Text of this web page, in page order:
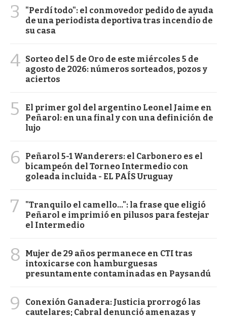
3
"Perdí todo": el conmovedor pedido de ayuda
de una periodista deportiva tras incendio de
su casa
4 Sorteo del 5 de Oro de este miércoles 5 de
agosto de 2026: números sorteados, pozos y
aciertos
5
El primer gol del argentino Leonel Jaime en
Peñarol: en una final y con una definición de
lujo
6
Peñarol 5-1 Wanderers: el Carbonero es el
bicampeón del Torneo Intermedio con
goleada incluida - EL PAÍS Uruguay
7
"Tranquilo el camello...": la frase que eligió
Peñarol e imprimió en pilusos para festejar
el Intermedio
8
Mujer de 29 años permanece en CTI tras
intoxicarse con hamburguesas
presuntamente contaminadas en Paysandú
9
Conexión Ganadera: Justicia prorrogó las
cautelares; Cabral denunció amenazas y